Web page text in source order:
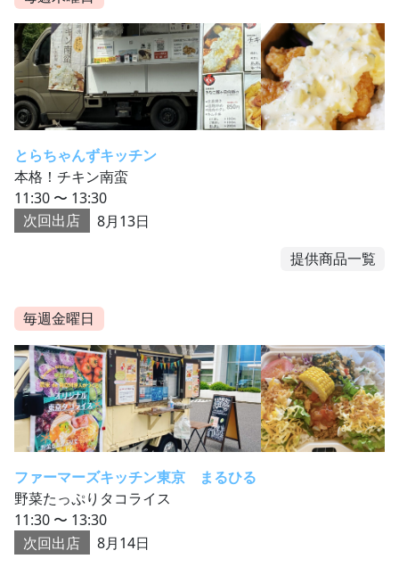
とらちゃんずキッチン
本格！チキン南蛮
11:30 〜 13:30
次回出店
8月13日
提供商品一覧
毎週金曜日
ファーマーズキッチン東京 まるひる
野菜たっぷりタコライス
11:30 〜 13:30
次回出店
8月14日